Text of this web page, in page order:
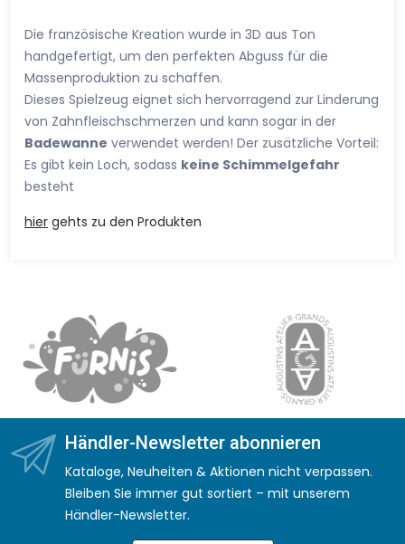
Die französische Kreation wurde in 3D aus Ton
handgefertigt, um den perfekten Abguss für die
Massenproduktion zu schaffen.
Dieses Spielzeug eignet sich hervorragend zur Linderung
von Zahnfleischschmerzen und kann sogar in der
Badewanne verwendet werden! Der zusätzliche Vorteil:
Es gibt kein Loch, sodass keine Schimmelgefahr
besteht
hier gehts zu den Produkten
Händler-Newsletter abonnieren
Kataloge, Neuheiten & Aktionen nicht verpassen.
Bleiben Sie immer gut sortiert – mit unserem
Händler-Newsletter.